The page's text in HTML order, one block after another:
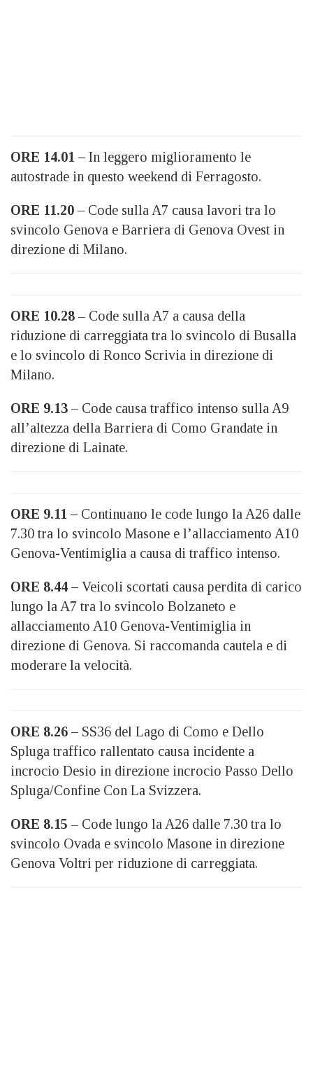
ORE 14.01 – In leggero miglioramento le
autostrade in questo weekend di Ferragosto.
ORE 11.20 – Code sulla A7 causa lavori tra lo
svincolo Genova e Barriera di Genova Ovest in
direzione di Milano.
ORE 10.28 – Code sulla A7 a causa della
riduzione di carreggiata tra lo svincolo di Busalla
e lo svincolo di Ronco Scrivia in direzione di
Milano.
ORE 9.13 – Code causa traffico intenso sulla A9
all’altezza della Barriera di Como Grandate in
direzione di Lainate.
ORE 9.11 – Continuano le code lungo la A26 dalle
7.30 tra lo svincolo Masone e l’allacciamento A10
Genova-Ventimiglia a causa di traffico intenso.
ORE 8.44 – Veicoli scortati causa perdita di carico
lungo la A7 tra lo svincolo Bolzaneto e
allacciamento A10 Genova-Ventimiglia in
direzione di Genova. Si raccomanda cautela e di
moderare la velocità.
ORE 8.26 – SS36 del Lago di Como e Dello
Spluga traffico rallentato causa incidente a
incrocio Desio in direzione incrocio Passo Dello
Spluga/Confine Con La Svizzera.
ORE 8.15 – Code lungo la A26 dalle 7.30 tra lo
svincolo Ovada e svincolo Masone in direzione
Genova Voltri per riduzione di carreggiata.